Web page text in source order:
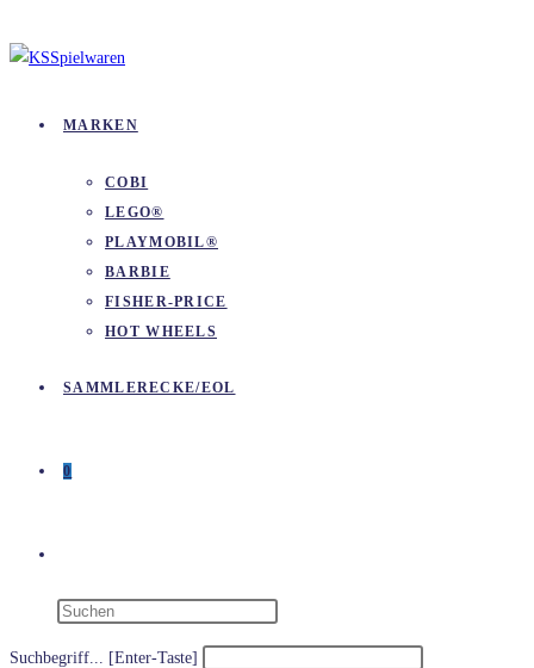
MARKEN
COBI
LEGO®
PLAYMOBIL®
BARBIE
FISHER-PRICE
HOT WHEELS
SAMMLERECKE/EOL
0
Suchbegriff... [Enter-Taste]